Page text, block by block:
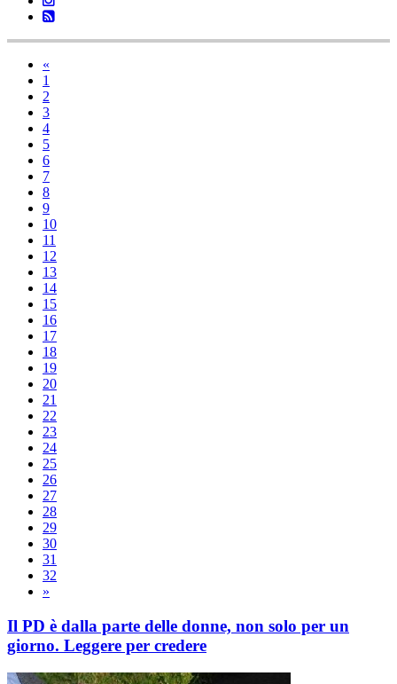
«
1
2
3
4
5
6
7
8
9
10
11
12
13
14
15
16
17
18
19
20
21
22
23
24
25
26
27
28
29
30
31
32
»
Il PD è dalla parte delle donne, non solo per un
giorno. Leggere per credere